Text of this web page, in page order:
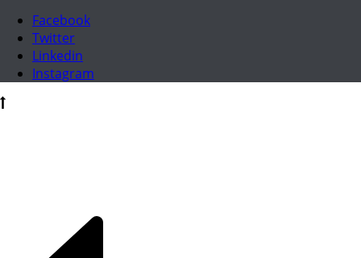
Facebook
Twitter
Linkedin
Instagram